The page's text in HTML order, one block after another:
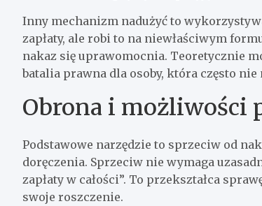
Inny mechanizm nadużyć to
zapłaty, ale robi to na niewłaściwym
nakaz się uprawomocnia. Teoretycznie
batalia prawna dla osoby, która często
Obrona i możliwości
Podstawowe narzędzie to sprzeciw od
doręczenia. Sprzeciw nie wymaga
zapłaty w całości”. To przekształca
swoje roszczenie.